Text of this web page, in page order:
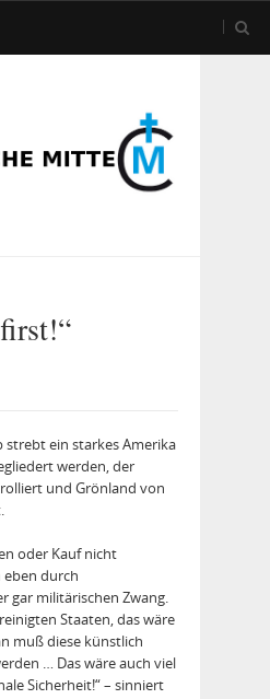
strebt ein starkes Amerika
werden, der
und Grönland von
oder Kauf nicht
durch
gar militärischen Zwang.
Staaten, das wäre
muß diese künstlich
… Das wäre auch viel
Sicherheit!“ – sinniert